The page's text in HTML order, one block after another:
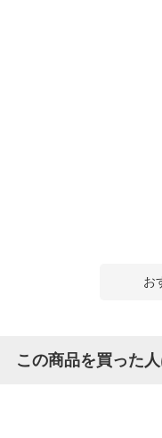
お
この商品を買った